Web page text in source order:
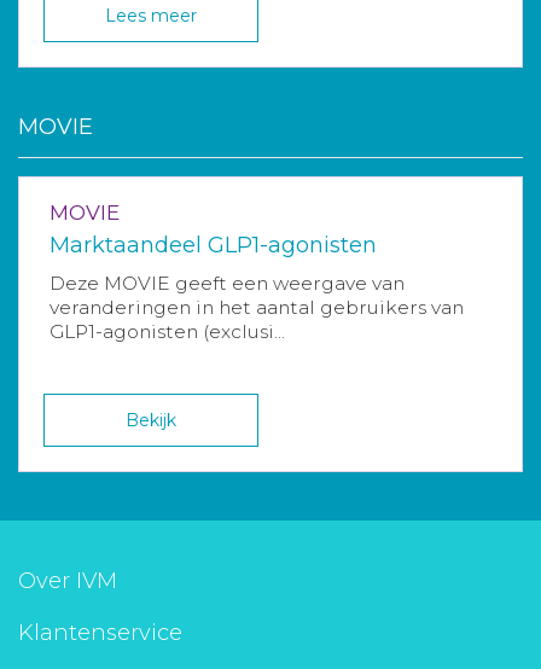
Lees meer
MOVIE
MOVIE
Marktaandeel GLP1-agonisten
Deze MOVIE geeft een weergave van
veranderingen in het aantal gebruikers van
GLP1-agonisten (exclusi...
Bekijk
Over IVM
Klantenservice